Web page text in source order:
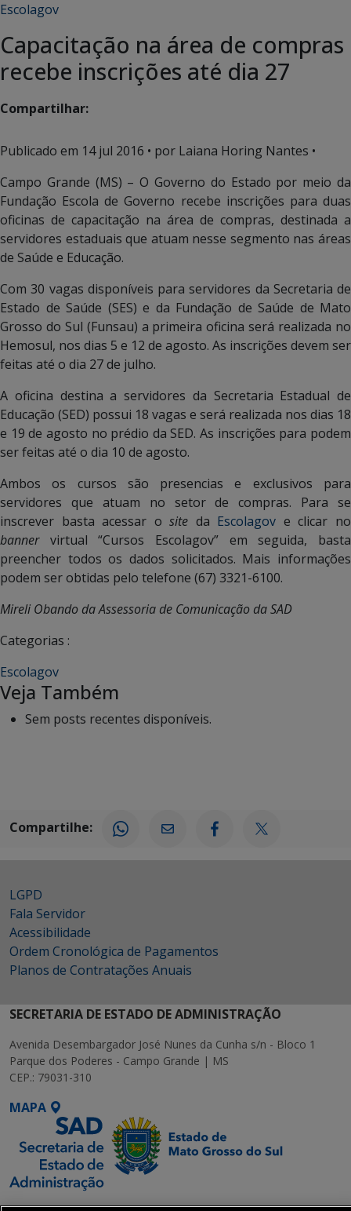
Escolagov
Capacitação na área de compras
recebe inscrições até dia 27
Compartilhar:
Publicado em 14 jul 2016 • por Laiana Horing Nantes •
Campo Grande (MS) – O Governo do Estado por meio da
Fundação Escola de Governo recebe inscrições para duas
oficinas de capacitação na área de compras, destinada a
servidores estaduais que atuam nesse segmento nas áreas
de Saúde e Educação.
Com 30 vagas disponíveis para servidores da Secretaria de
Estado de Saúde (SES) e da Fundação de Saúde de Mato
Grosso do Sul (Funsau) a primeira oficina será realizada no
Hemosul, nos dias 5 e 12 de agosto. As inscrições devem ser
feitas até o dia 27 de julho.
A oficina destina a servidores da Secretaria Estadual de
Educação (SED) possui 18 vagas e será realizada nos dias 18
e 19 de agosto no prédio da SED. As inscrições para podem
ser feitas até o dia 10 de agosto.
Ambos os cursos são presencias e exclusivos para
servidores que atuam no setor de compras. Para se
inscrever basta acessar osite da Escolagov e clicar no
bannervirtual “Cursos Escolagov” em seguida, basta
preencher todos os dados solicitados. Mais informações
podem ser obtidas pelo telefone (67) 3321-6100.
Mireli Obando da Assessoria de Comunicação da SAD
Categorias :
Escolagov
Veja Também
Sem posts recentes disponíveis.
Compartilhe:
LGPD
Fala Servidor
Acessibilidade
Ordem Cronológica de Pagamentos
Planos de Contratações Anuais
SECRETARIA DE ESTADO DE ADMINISTRAÇÃO
Avenida Desembargador José Nunes da Cunha s/n - Bloco 1
Parque dos Poderes - Campo Grande | MS
CEP.: 79031-310
MAPA